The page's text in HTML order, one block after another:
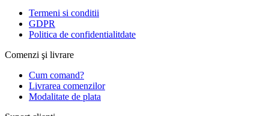
Termeni si conditii
GDPR
Politica de confidentialitdate
Comenzi şi livrare
Cum comand?
Livrarea comenzilor
Modalitate de plata